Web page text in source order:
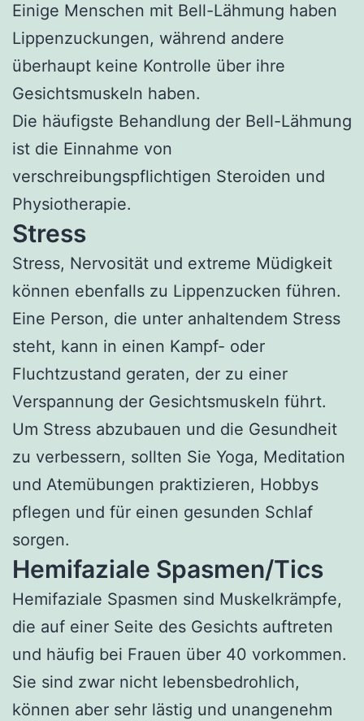
Einige Menschen mit Bell-Lähmung haben
Lippenzuckungen, während andere
überhaupt keine Kontrolle über ihre
Gesichtsmuskeln haben.
Die häufigste Behandlung der Bell-Lähmung
ist die Einnahme von
verschreibungspflichtigen Steroiden und
Physiotherapie.
Stress
Stress, Nervosität und extreme Müdigkeit
können ebenfalls zu Lippenzucken führen.
Eine Person, die unter anhaltendem Stress
steht, kann in einen Kampf- oder
Fluchtzustand geraten, der zu einer
Verspannung der Gesichtsmuskeln führt.
Um Stress abzubauen und die Gesundheit
zu verbessern, sollten Sie Yoga, Meditation
und Atemübungen praktizieren, Hobbys
pflegen und für einen gesunden Schlaf
sorgen.
Hemifaziale Spasmen/Tics
Hemifaziale Spasmen sind Muskelkrämpfe,
die auf einer Seite des Gesichts auftreten
und häufig bei Frauen über 40 vorkommen.
Sie sind zwar nicht lebensbedrohlich,
können aber sehr lästig und unangenehm